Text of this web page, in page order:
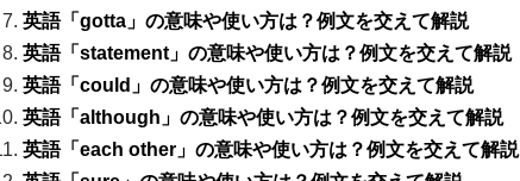
英語「gotta」の意味や使い方は？例文を交えて解説
英語「statement」の意味や使い方は？例文を交えて解説
英語「could」の意味や使い方は？例文を交えて解説
英語「although」の意味や使い方は？例文を交えて解説
英語「each other」の意味や使い方は？例文を交えて解説